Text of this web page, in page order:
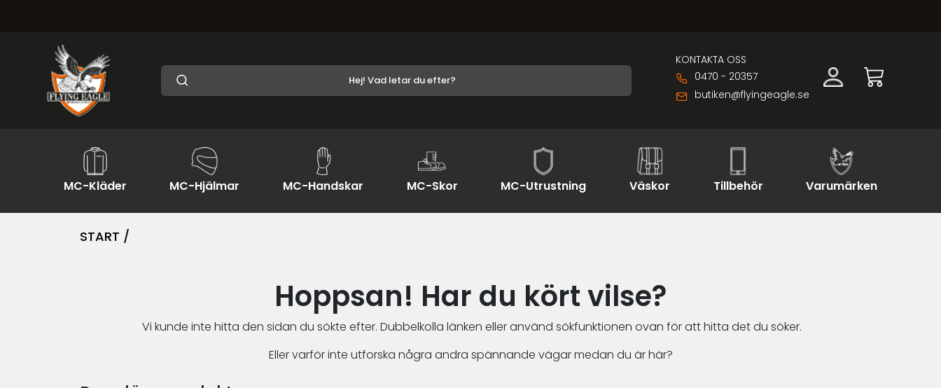
KONTAKTA OSS
0470 - 20357
butiken@flyingeagle.se
MC-Kläder MC-Hjälmar MC-Handskar MC-Skor MC-Utrustning Väskor Tillbehör Varumärken
START /
Hoppsan! Har du kört vilse?
Vi kunde inte hitta den sidan du sökte efter. Dubbelkolla länken eller använd sökfunktionen ovan för att hitta det du söker.
Eller varför inte utforska några andra spännande vägar medan du är här?